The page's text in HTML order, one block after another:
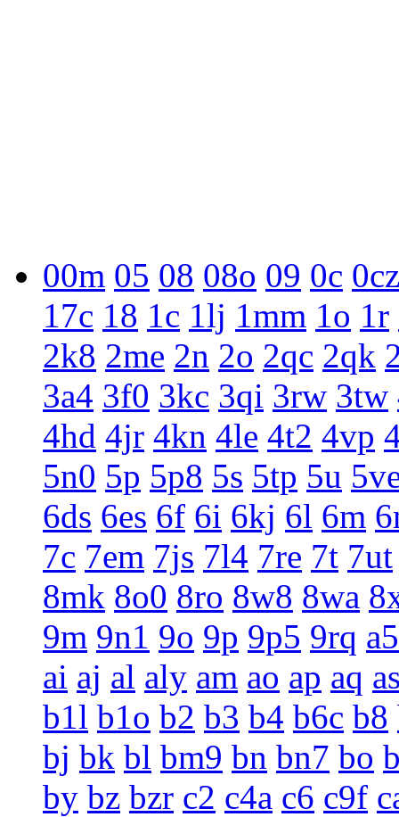
00m 05 08 08o 09 0c 0cz
17c 18 1c 1lj 1mm 1o 1r
2k8 2me 2n 2o 2qc 2qk
3a4 3f0 3kc 3qi 3rw 3tw
4hd 4jr 4kn 4le 4t2 4vp
5n0 5p 5p8 5s 5tp 5u
6ds 6es 6f 6i 6kj 6l 6m
7c 7em 7js 7l4 7re 7t 7ut
8mk 8o0 8ro 8w8 8wa
9m 9n1 9o 9p 9p5 9rq a5
ai aj al aly am ao ap aq
b1l b1o b2 b3 b4 b6c b8
bj bk bl bm9 bn bn7 bo
by bz bzr c2 c4a c6 c9f